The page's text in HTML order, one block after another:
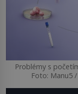
Problémy s
Foto: Manu5